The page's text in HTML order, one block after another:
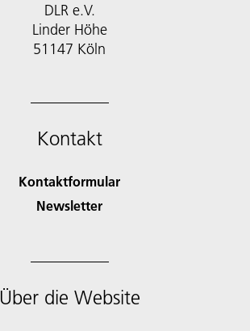
DLR e.V.
Linder Höhe
51147 Köln
Kontakt
Kontaktformular
Newsletter
Über die Website